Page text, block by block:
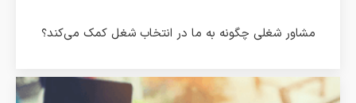
مشاور شغلی چگونه به ما در انتخاب شغل کمک می‌کند؟